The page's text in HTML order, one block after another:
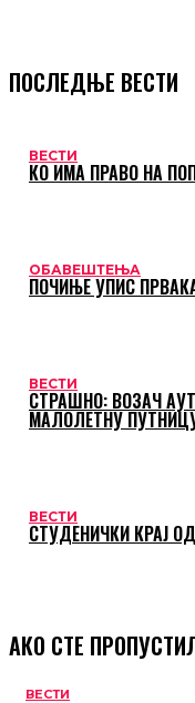
ПОСЛЕДЊЕ ВЕСТИ
ВЕСТИ
КО ИМА ПРАВО НА
ОБАВЕШТЕЊА
ПОЧИЊЕ УПИС
ВЕСТИ
СТРАШНО: ВОЗАЧ
МАЛОЛЕТНУ
ВЕСТИ
СТУДЕНИЧКИ КРАЈ
АКО СТЕ
ВЕСТИ